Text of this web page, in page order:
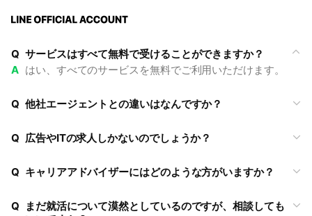
Q サービスはすべて無料で受けることができますか？
A はい、すべてのサービスを無料でご利用いただけます。
Q 他社エージェントとの違いはなんですか？
Q 広告やITの求人しかないのでしょうか？
Q キャリアアドバイザーにはどのような方がいますか？
Q まだ就活について漠然としているのですが、相談しても